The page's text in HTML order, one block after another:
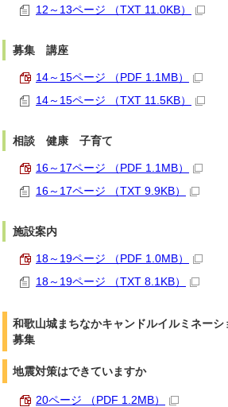
12～13ページ （TXT 11.0KB）
募集 講座
14～15ページ （PDF 1.1MB）
14～15ページ （TXT 11.5KB）
相談 健康 子育て
16～17ページ （PDF 1.1MB）
16～17ページ （TXT 9.9KB）
施設案内
18～19ページ （PDF 1.0MB）
18～19ページ （TXT 8.1KB）
和歌山城まちなかキャンドルイルミネー
募集
地震対策はできていますか
20ページ （PDF 1.2MB）